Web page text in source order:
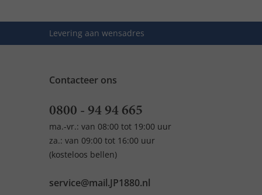
Levering aan wensadres
Contacteer ons
0800 - 94 94 665
ma.-vr.: van 08:00 tot 19:00 uur
za.: van 09:00 tot 16:00 uur
(kosteloos bellen)
service@mail.JP1880.nl